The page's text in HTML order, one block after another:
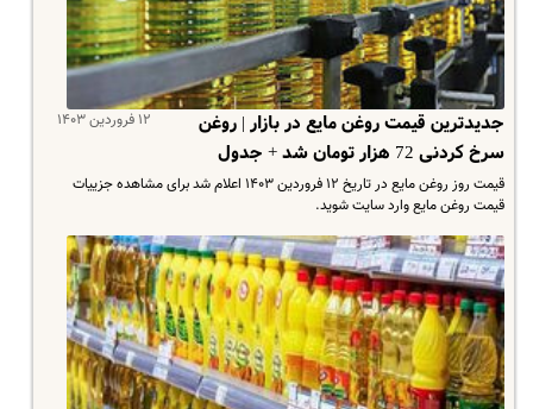
۱۲ فروردین ۱۴۰۳
جدیدترین قیمت روغن مایع در بازار | روغن
سرخ کردنی 72 هزار تومان شد + جدول
قیمت روز روغن مایع در تاریخ ۱۲ فروردین ۱۴۰۳ اعلام شد برای مشاهده جزییات
قیمت روغن مایع وارد سایت شوید.